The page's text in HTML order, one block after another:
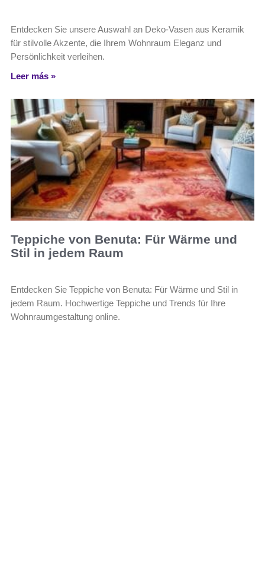
Entdecken Sie unsere Auswahl an Deko-Vasen aus Keramik
für stilvolle Akzente, die Ihrem Wohnraum Eleganz und
Persönlichkeit verleihen.
Leer más »
Teppiche von Benuta: Für Wärme und
Stil in jedem Raum
Entdecken Sie Teppiche von Benuta: Für Wärme und Stil in
jedem Raum. Hochwertige Teppiche und Trends für Ihre
Wohnraumgestaltung online.